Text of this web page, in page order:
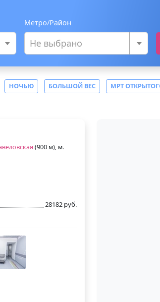
Метро/Район
Не выбрано
НОЧЬЮ БОЛЬШОЙ ВЕС МРТ
(900 м), м.
28182 руб.